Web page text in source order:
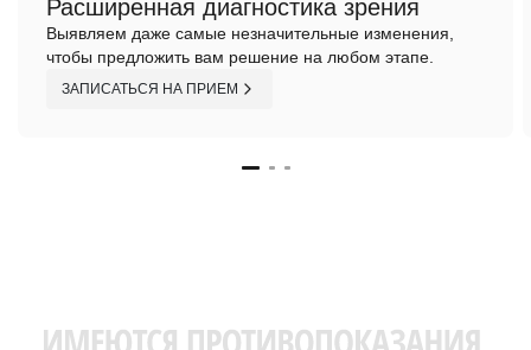
Расширенная диагностика зрения
Выявляем даже самые незначительные изменения,
чтобы предложить вам решение на любом этапе.
ЗАПИСАТЬСЯ НА ПРИЕМ